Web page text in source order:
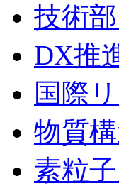
技術
DX推
国際
物質
素粒